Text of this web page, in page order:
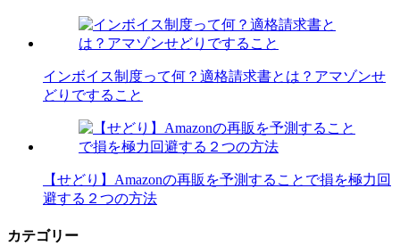
インボイス制度って何？適格請求書とは？アマゾンせ
どりですること
【せどり】Amazonの再販を予測することで損を極力回
避する２つの方法
カテゴリー